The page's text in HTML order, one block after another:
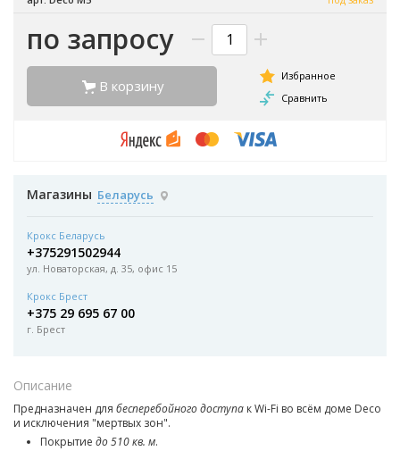
по запросу
В корзину
Магазины Беларусь
Крокс Беларусь
+375291502944
ул. Новаторская, д. 35, офис 15
Крокс Брест
+375 29 695 67 00
г. Брест
Описание
Предназначен для бесперебойногодоступа к Wi-Fi во всём доме Deco
и исключения "мертвых зон".
Покрытие до 510 кв. м.